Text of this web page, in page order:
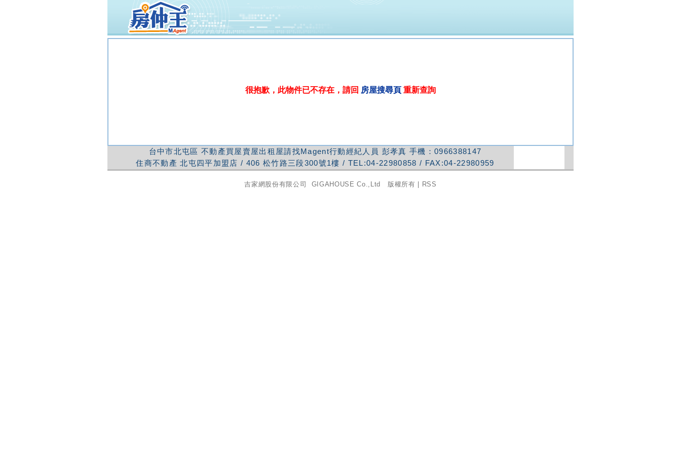
很抱歉，此物件已不存在，請回 房屋搜尋頁 重新查詢
台中市北屯區 不動產買屋賣屋出租屋請找Magent行動經紀人員 彭孝真 手機： 0966388147
住商不動產 北屯四平加盟店 / 406 松竹路三段300號1樓 / TEL:04-22980858 / FAX:04-22980959
吉家網股份有限公司 GIGAHOUSE Co.,Ltd 版權所有 | RSS